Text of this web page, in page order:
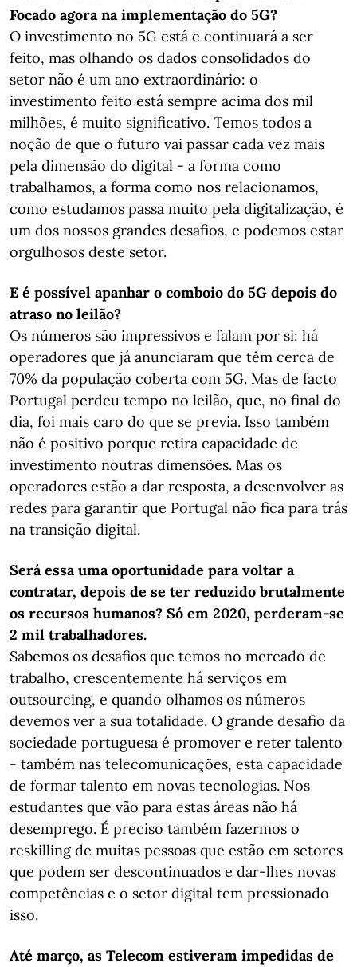
Focado agora na implementação do 5G?
O investimento no 5G está e continuará a ser
feito, mas olhando os dados consolidados do
setor não é um ano extraordinário: o
investimento feito está sempre acima dos mil
milhões, é muito significativo. Temos todos a
noção de que o futuro vai passar cada vez mais
pela dimensão do digital - a forma como
trabalhamos, a forma como nos relacionamos,
como estudamos passa muito pela digitalização, é
um dos nossos grandes desafios, e podemos estar
orgulhosos deste setor.
E é possível apanhar o comboio do 5G depois do
atraso no leilão?
Os números são impressivos e falam por si: há
operadores que já anunciaram que têm cerca de
70% da população coberta com 5G. Mas de facto
Portugal perdeu tempo no leilão, que, no final do
dia, foi mais caro do que se previa. Isso também
não é positivo porque retira capacidade de
investimento noutras dimensões. Mas os
operadores estão a dar resposta, a desenvolver as
redes para garantir que Portugal não fica para trás
na transição digital.
Será essa uma oportunidade para voltar a
contratar, depois de se ter reduzido brutalmente
os recursos humanos? Só em 2020, perderam-se
2 mil trabalhadores.
Sabemos os desafios que temos no mercado de
trabalho, crescentemente há serviços em
outsourcing, e quando olhamos os números
devemos ver a sua totalidade. O grande desafio da
sociedade portuguesa é promover e reter talento
- também nas telecomunicações, esta capacidade
de formar talento em novas tecnologias. Nos
estudantes que vão para estas áreas não há
desemprego. É preciso também fazermos o
reskilling de muitas pessoas que estão em setores
que podem ser descontinuados e dar-lhes novas
competências e o setor digital tem pressionado
isso.
Até março, as Telecom estiveram impedidas de